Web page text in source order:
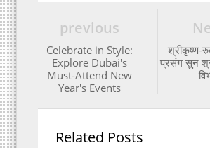
श्रीकृष्ण-
प्रसंग सुन
previous
Celebrate in Style:
Explore Dubai's
Must-Attend New
Year's Events
Related Posts